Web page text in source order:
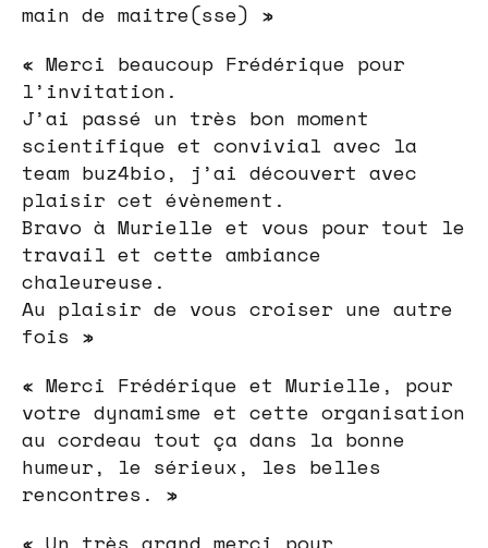
main de maitre(sse) »
« Merci beaucoup Frédérique pour
l’invitation.
J’ai passé un très bon moment
scientifique et convivial avec la
team buz4bio, j’ai découvert avec
plaisir cet évènement.
Bravo à Murielle et vous pour tout le
travail et cette ambiance
chaleureuse.
Au plaisir de vous croiser une autre
fois »
« Merci Frédérique et Murielle, pour
votre dynamisme et cette organisation
au cordeau tout ça dans la bonne
humeur, le sérieux, les belles
rencontres. »